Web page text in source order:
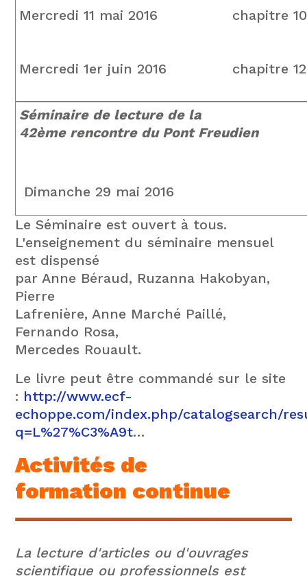
Mercredi 11 mai 2016 chapitre 10
Mercredi 1er juin 2016 chapitre 12
Séminaire de lecture de la
42ème rencontre du Pont Freudien
Dimanche 29 mai 2016
Le Séminaire est ouvert à tous.
L'enseignement du séminaire mensuel
est dispensé
par Anne Béraud, Ruzanna Hakobyan,
Pierre
Lafrenière, Anne Marché Paillé,
Fernando Rosa,
Mercedes Rouault.
Le livre peut être commandé sur le site
: http://www.ecf-
echoppe.com/index.php/catalogsearch/
q=L%27%C3%A9t…
Activités de
formation continue
La lecture d'articles ou d'ouvrages
scientifique ou professionnels est